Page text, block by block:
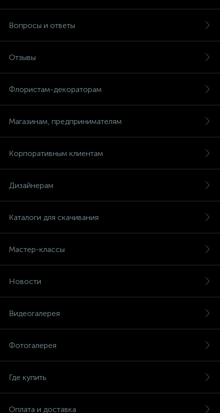
Вопросы и ответы
Отзывы
Флористам-декораторам
Магазинам, предпринимателям
Корпоративным клиентам
Дизайнерам
Каталоги для скачивания
Мастер-классы
Новости
Видеогалерея
Фотогалерея
Где купить
Оплата и доставка